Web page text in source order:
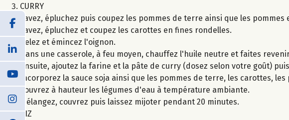
CURRY
Lavez, épluchez puis coupez les pommes de terre ainsi que les pommes
Lavez, épluchez et coupez les carottes en fines rondelles.
Pelez et émincez l'oignon.
Dans une casserole, à feu moyen, chauffez l'huile neutre et faites
Ensuite, ajoutez la farine et la pâte de curry (dosez selon votre goût)
Incorporez la sauce soja ainsi que les pommes de terre, les carottes,
Couvrez à hauteur les légumes d'eau à température ambiante.
Mélangez, couvrez puis laissez mijoter pendant 20 minutes.
RIZ